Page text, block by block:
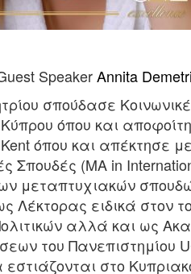
SpeakerAnnita
σπούδασε
όπου και
όπου και απέκτησε
Σπουδές (MA in
μεταπτυχιακών
Λέκτορας ειδικά στον
αλλά και ως
του Πανεπιστημίου
στο